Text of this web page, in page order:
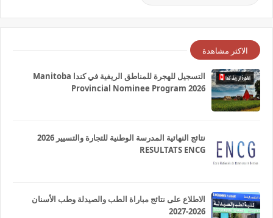
الاكثر مشاهدة
التسجيل للهجرة للمناطق الريفية في كندا Manitoba
Provincial Nominee Program 2026
نتائج النهائية المدرسة الوطنية للتجارة والتسيير 2026
RESULTATS ENCG
الاطلاع على نتائج مباراة الطب والصيدلة وطب الأسنان
2026-2027